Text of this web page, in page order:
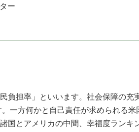
ー
担率」といいます。社会保障の充
一方何かと自己責任が求められる
国とアメリカの中間、幸福度ラン